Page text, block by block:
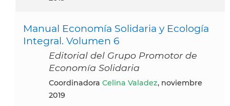
Manual Economía Solidaria y Ecología
Integral. Volumen 6
Editorial del Grupo Promotor de
Economía Solidaria
Coordinadora Celina Valadez, noviembre
2019